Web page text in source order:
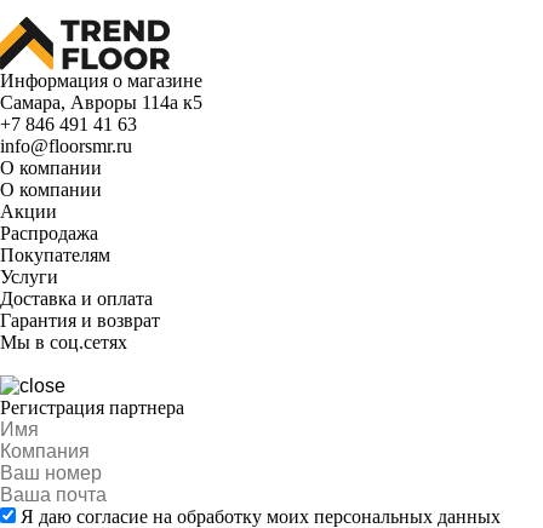
Информация о магазине
Самара, Авроры 114а к5
+7 846 491 41 63
info@floorsmr.ru
О компании
О компании
Акции
Распродажа
Покупателям
Услуги
Доставка и оплата
Гарантия и возврат
Мы в соц.сетях
Регистрация партнера
Я даю согласие на обработку моих персональных данных